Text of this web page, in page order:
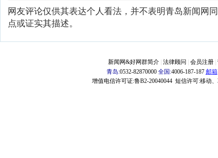
网友评论仅供其表达个人看法，并不表明青岛新闻网
点或证实其描述。